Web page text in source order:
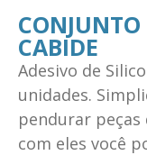
CABIDE
Adesivo de
unidades.
pendurar peças
com eles você